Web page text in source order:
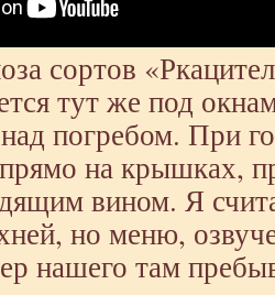
сортов
тут же под
над погребом. При
прямо на крышках,
вином. Я
но меню,
нашего там